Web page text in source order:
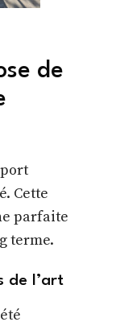
de
Cette
parfaite
terme.
de l’art